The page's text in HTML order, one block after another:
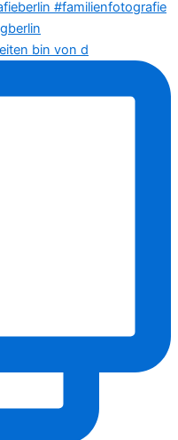
bin von d